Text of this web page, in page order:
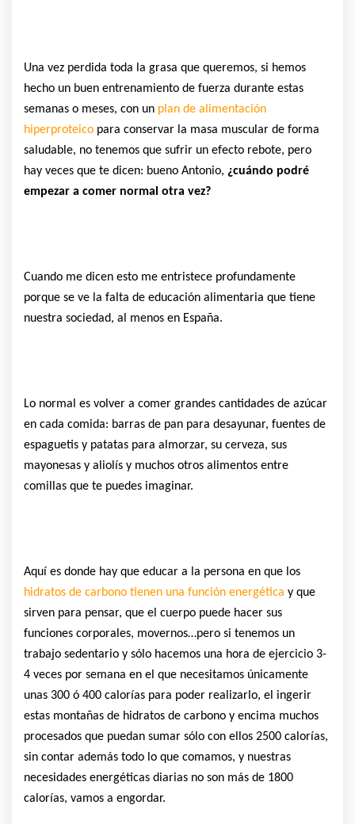
Una vez perdida toda la grasa que queremos, si hemos
hecho un buen entrenamiento de fuerza durante estas
semanas o meses, con un plan de alimentación
hiperproteico para conservar la masa muscular de forma
saludable, no tenemos que sufrir un efecto rebote, pero
hay veces que te dicen: bueno Antonio, ¿cuándo podré
empezar a comer normal otra vez?
Cuando me dicen esto me entristece profundamente
porque se ve la falta de educación alimentaria que tiene
nuestra sociedad, al menos en España.
Lo normal es volver a comer grandes cantidades de azúcar
en cada comida: barras de pan para desayunar, fuentes de
espaguetis y patatas para almorzar, su cerveza, sus
mayonesas y aliolís y muchos otros alimentos entre
comillas que te puedes imaginar.
Aquí es donde hay que educar a la persona en que los
hidratos de carbono tienen una función energética y que
sirven para pensar, que el cuerpo puede hacer sus
funciones corporales, movernos…pero si tenemos un
trabajo sedentario y sólo hacemos una hora de ejercicio 3-
4 veces por semana en el que necesitamos únicamente
unas 300 ó 400 calorías para poder realizarlo, el ingerir
estas montañas de hidratos de carbono y encima muchos
procesados que puedan sumar sólo con ellos 2500 calorías,
sin contar además todo lo que comamos, y nuestras
necesidades energéticas diarias no son más de 1800
calorías, vamos a engordar.